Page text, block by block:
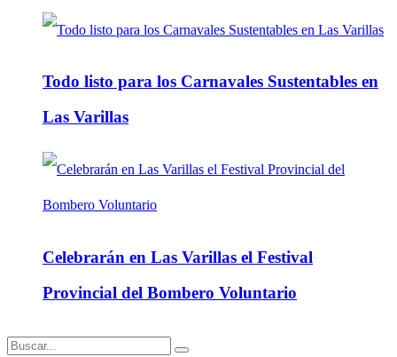
Todo listo para los Carnavales Sustentables en
Las Varillas
Celebrarán en Las Varillas el Festival
Provincial del Bombero Voluntario